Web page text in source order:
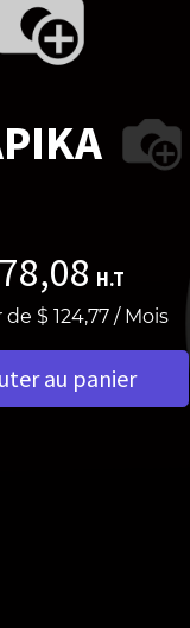
H.T
de $124,77 / Mois
au panier